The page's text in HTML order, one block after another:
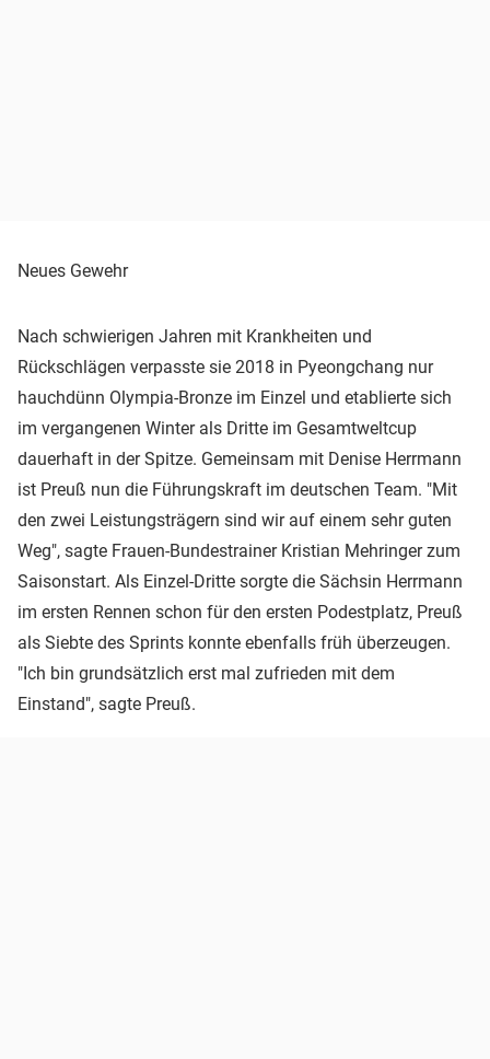
Neues Gewehr
Nach schwierigen Jahren mit Krankheiten und
Rückschlägen verpasste sie 2018 in Pyeongchang nur
hauchdünn Olympia-Bronze im Einzel und etablierte sich
im vergangenen Winter als Dritte im Gesamtweltcup
dauerhaft in der Spitze. Gemeinsam mit Denise Herrmann
ist Preuß nun die Führungskraft im deutschen Team. "Mit
den zwei Leistungsträgern sind wir auf einem sehr guten
Weg", sagte Frauen-Bundestrainer Kristian Mehringer zum
Saisonstart. Als Einzel-Dritte sorgte die Sächsin Herrmann
im ersten Rennen schon für den ersten Podestplatz, Preuß
als Siebte des Sprints konnte ebenfalls früh überzeugen.
"Ich bin grundsätzlich erst mal zufrieden mit dem
Einstand", sagte Preuß.